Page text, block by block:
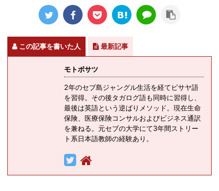
この記事を書いた人 最新記事
モトボサツ
2年のセブ島ジャングル生活を経てビサヤ語
を習得。その後タガログ語も同時に習得し、
最後は英語という逆ばりメソッド。現在生命
保険、医療保険コンサルおよびビジネス通訳
を兼ねる。元セブの大学にて3年間ストリー
ト系日本語教師の経験あり。